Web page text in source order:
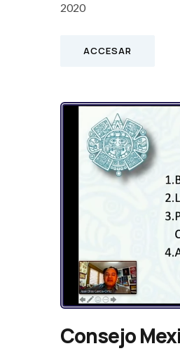
2020
ACCESAR
Consejo